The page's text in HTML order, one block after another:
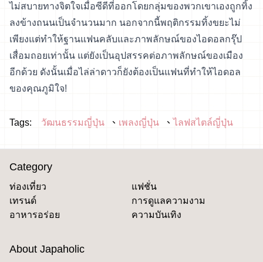
ไม่สบายทางจิตใจเมื่อซีดีที่ออกโดยกลุ่มของพวกเขาเองถูกทิ้ง
ลงข้างถนนเป็นจำนวนมาก นอกจากนี้พฤติกรรมทิ้งขยะไม่
เพียงแต่ทำให้ฐานแฟนคลับและภาพลักษณ์ของไอดอลกรุ๊ป
เสื่อมถอยเท่านั้น แต่ยังเป็นอุปสรรคต่อภาพลักษณ์ของเมือง
อีกด้วย ดังนั้นเมื่อไล่ล่าดาวก็ยังต้องเป็นแฟนที่ทำให้ไอดอล
ของคุณภูมิใจ!
Tags: วัฒนธรรมญี่ปุ่น เพลงญี่ปุ่น ไลฟสไตล์ญี่ปุ่น
Category
ท่องเที่ยว
แฟชั่น
เทรนด์
การดูแลความงาม
อาหารอร่อย
ความบันเทิง
About Japaholic